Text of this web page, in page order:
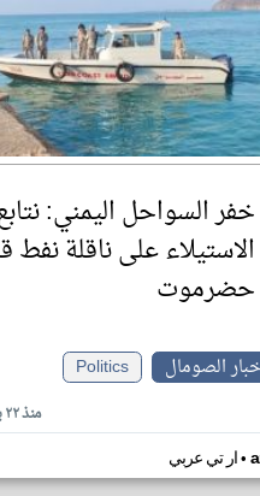
خفر السواحل اليمني:
الاستيلاء على ناقلة نفط
حضرموت
الصومال
Politics
منذ ٢٢ يوم
ار تي عربي•